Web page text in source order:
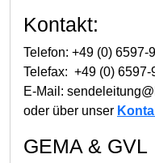
Kontakt:
Telefon: +49 (0)
Telefax: +49 (0) 6597-
E-Mail:
oder über unser
GEMA & GVL